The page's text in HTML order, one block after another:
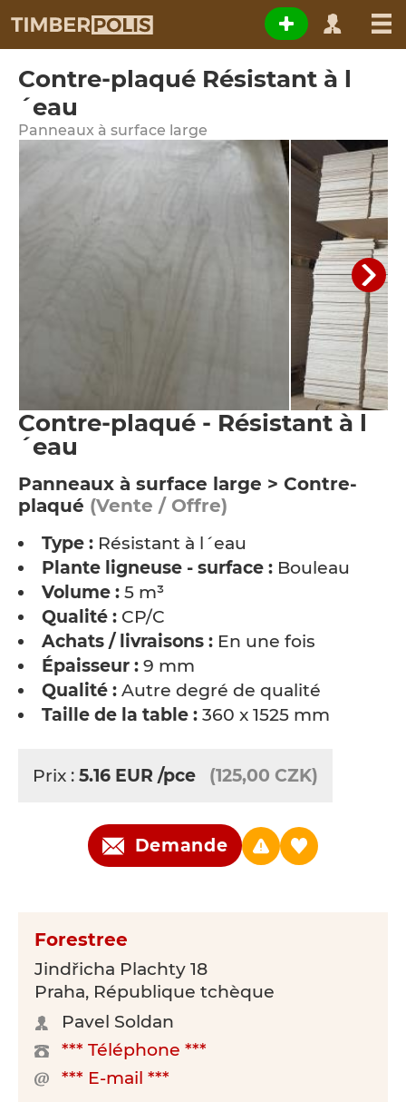
Contre-plaqué Résistant à l
´eau
Panneaux à surface large
Contre-plaqué - Résistant à l
´eau
Panneaux à surface large > Contre-
plaqué (Vente / Offre)
Type : Résistant à l´eau
Plante ligneuse - surface : Bouleau
Volume : 5 m³
Qualité : CP/C
Achats / livraisons : En une fois
Épaisseur : 9 mm
Qualité : Autre degré de qualité
Taille de la table : 360 x 1525 mm
Prix : 5.16 EUR /pce (125,00 CZK)
Demande
Forestree
Jindřicha Plachty 18
Praha, République tchèque
Pavel Soldan
*** Téléphone ***
*** E-mail ***